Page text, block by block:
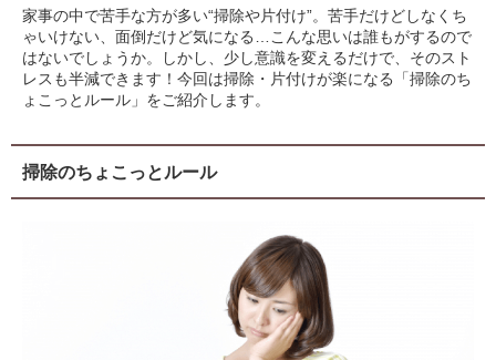
家事の中で苦手な方が多い“掃除や片付け”。苦手だけどしなくち
ゃいけない、面倒だけど気になる…こんな思いは誰もがするので
はないでしょうか。しかし、少し意識を変えるだけで、そのスト
レスも半減できます！今回は掃除・片付けが楽になる「掃除のち
ょこっとルール」をご紹介します。
掃除のちょこっとルール